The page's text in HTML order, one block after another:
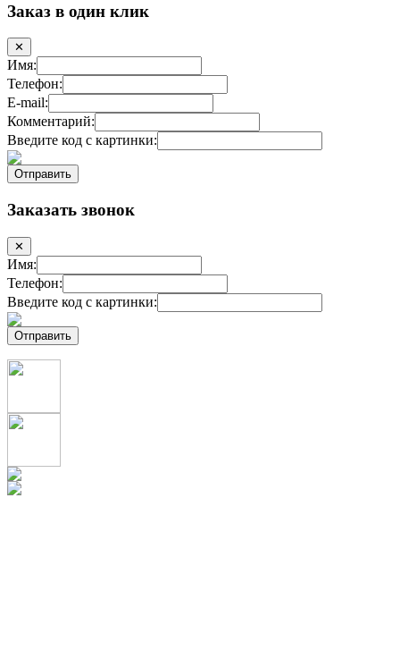
Заказ в один клик
✕
Имя:
Телефон:
E-mail:
Комментарий:
Введите код с картинки:
Заказать звонок
✕
Имя:
Телефон:
Введите код с картинки: